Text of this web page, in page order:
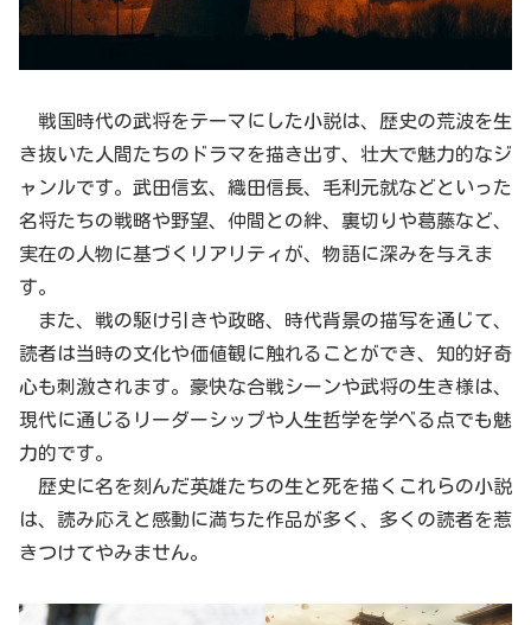
戦国時代の武将をテーマにした小説は、歴史の荒波を生
き抜いた人間たちのドラマを描き出す、壮大で魅力的なジ
ャンルです。武田信玄、織田信長、毛利元就などといった
名将たちの戦略や野望、仲間との絆、裏切りや葛藤など、
実在の人物に基づくリアリティが、物語に深みを与えま
す。
また、戦の駆け引きや政略、時代背景の描写を通じて、
読者は当時の文化や価値観に触れることができ、知的好奇
心も刺激されます。豪快な合戦シーンや武将の生き様は、
現代に通じるリーダーシップや人生哲学を学べる点でも魅
力的です。
歴史に名を刻んだ英雄たちの生と死を描くこれらの小説
は、読み応えと感動に満ちた作品が多く、多くの読者を惹
きつけてやみません。